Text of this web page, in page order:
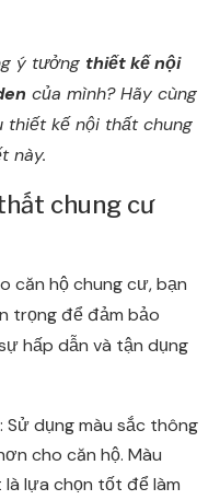
ý tưởng thiết kế nội
của mình? Hãy cùng
thiết kế nội thất chung
này.
chung cư
căn hộ chung cư, bạn
trọng để đảm bảo
hấp dẫn và tận dụng
Sử dụng màu sắc thông
cho căn hộ. Màu
lựa chọn tốt để làm